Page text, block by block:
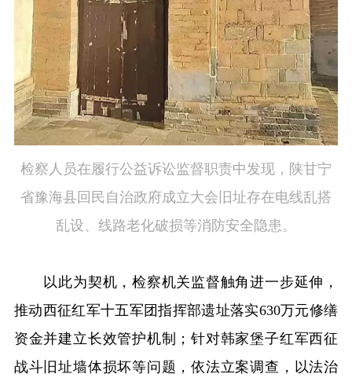
检察人员在履行公益诉讼监督职责中发现，陕甘宁
省豫海县回民自治政府成立大会旧址存在电线乱搭
乱设、线路老化破损等消防安全隐患。
以此为契机，检察机关监督触角进一步延伸，
推动西征红军十五军团指挥部遗址落实630万元修缮
资金并建立长效管护机制；针对韩家堡子红军西征
战斗旧址墙体损坏等问题，依法立案调查，以法治